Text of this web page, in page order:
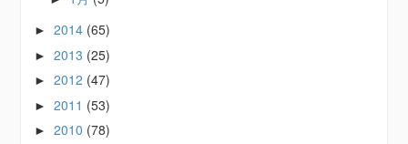
►2014 (65)
►2013 (25)
►2012 (47)
►2011 (53)
►2010 (78)